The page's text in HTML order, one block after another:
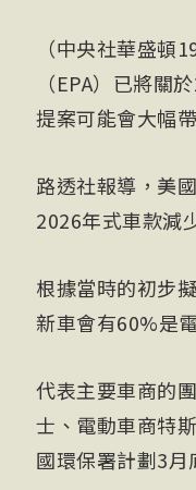
（中央社華盛頓
（EPA）已將關
提案可能會大幅
路透社報導，美
2026年式車款減
根據當時的初步
新車會有60%是
代表主要車商的
士、電動車商特
國環保署計劃3月